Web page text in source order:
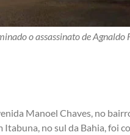
o assassinato de Agnaldo
Manoel Chaves, no
no sul da Bahia, foi